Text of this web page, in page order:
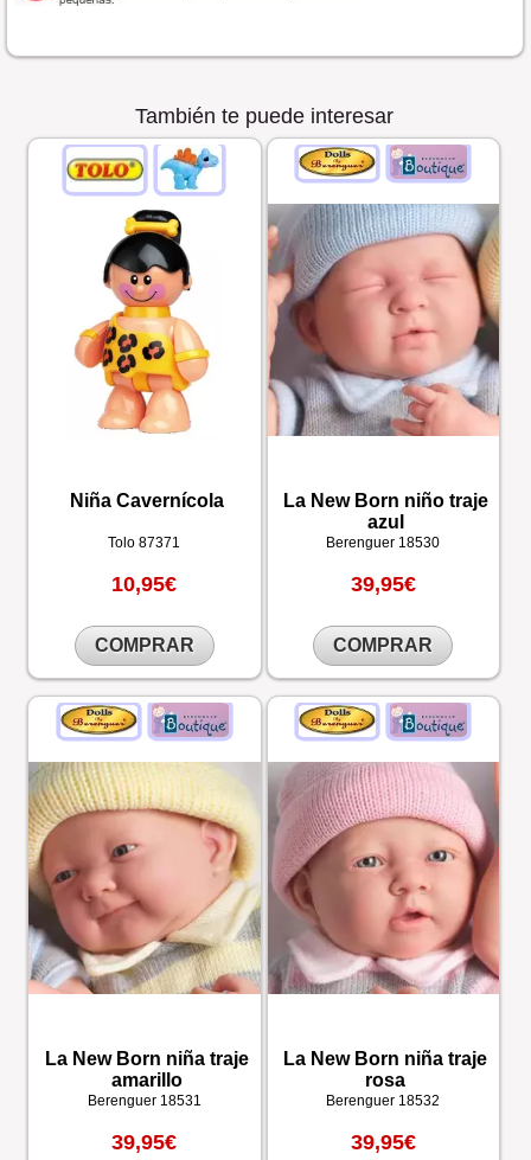
También te puede interesar
Niña Cavernícola
Tolo 87371
10,95€
COMPRAR
La New Born niño traje
azul
Berenguer 18530
39,95€
COMPRAR
La New Born niña traje
amarillo
Berenguer 18531
39,95€
La New Born niña traje
rosa
Berenguer 18532
39,95€